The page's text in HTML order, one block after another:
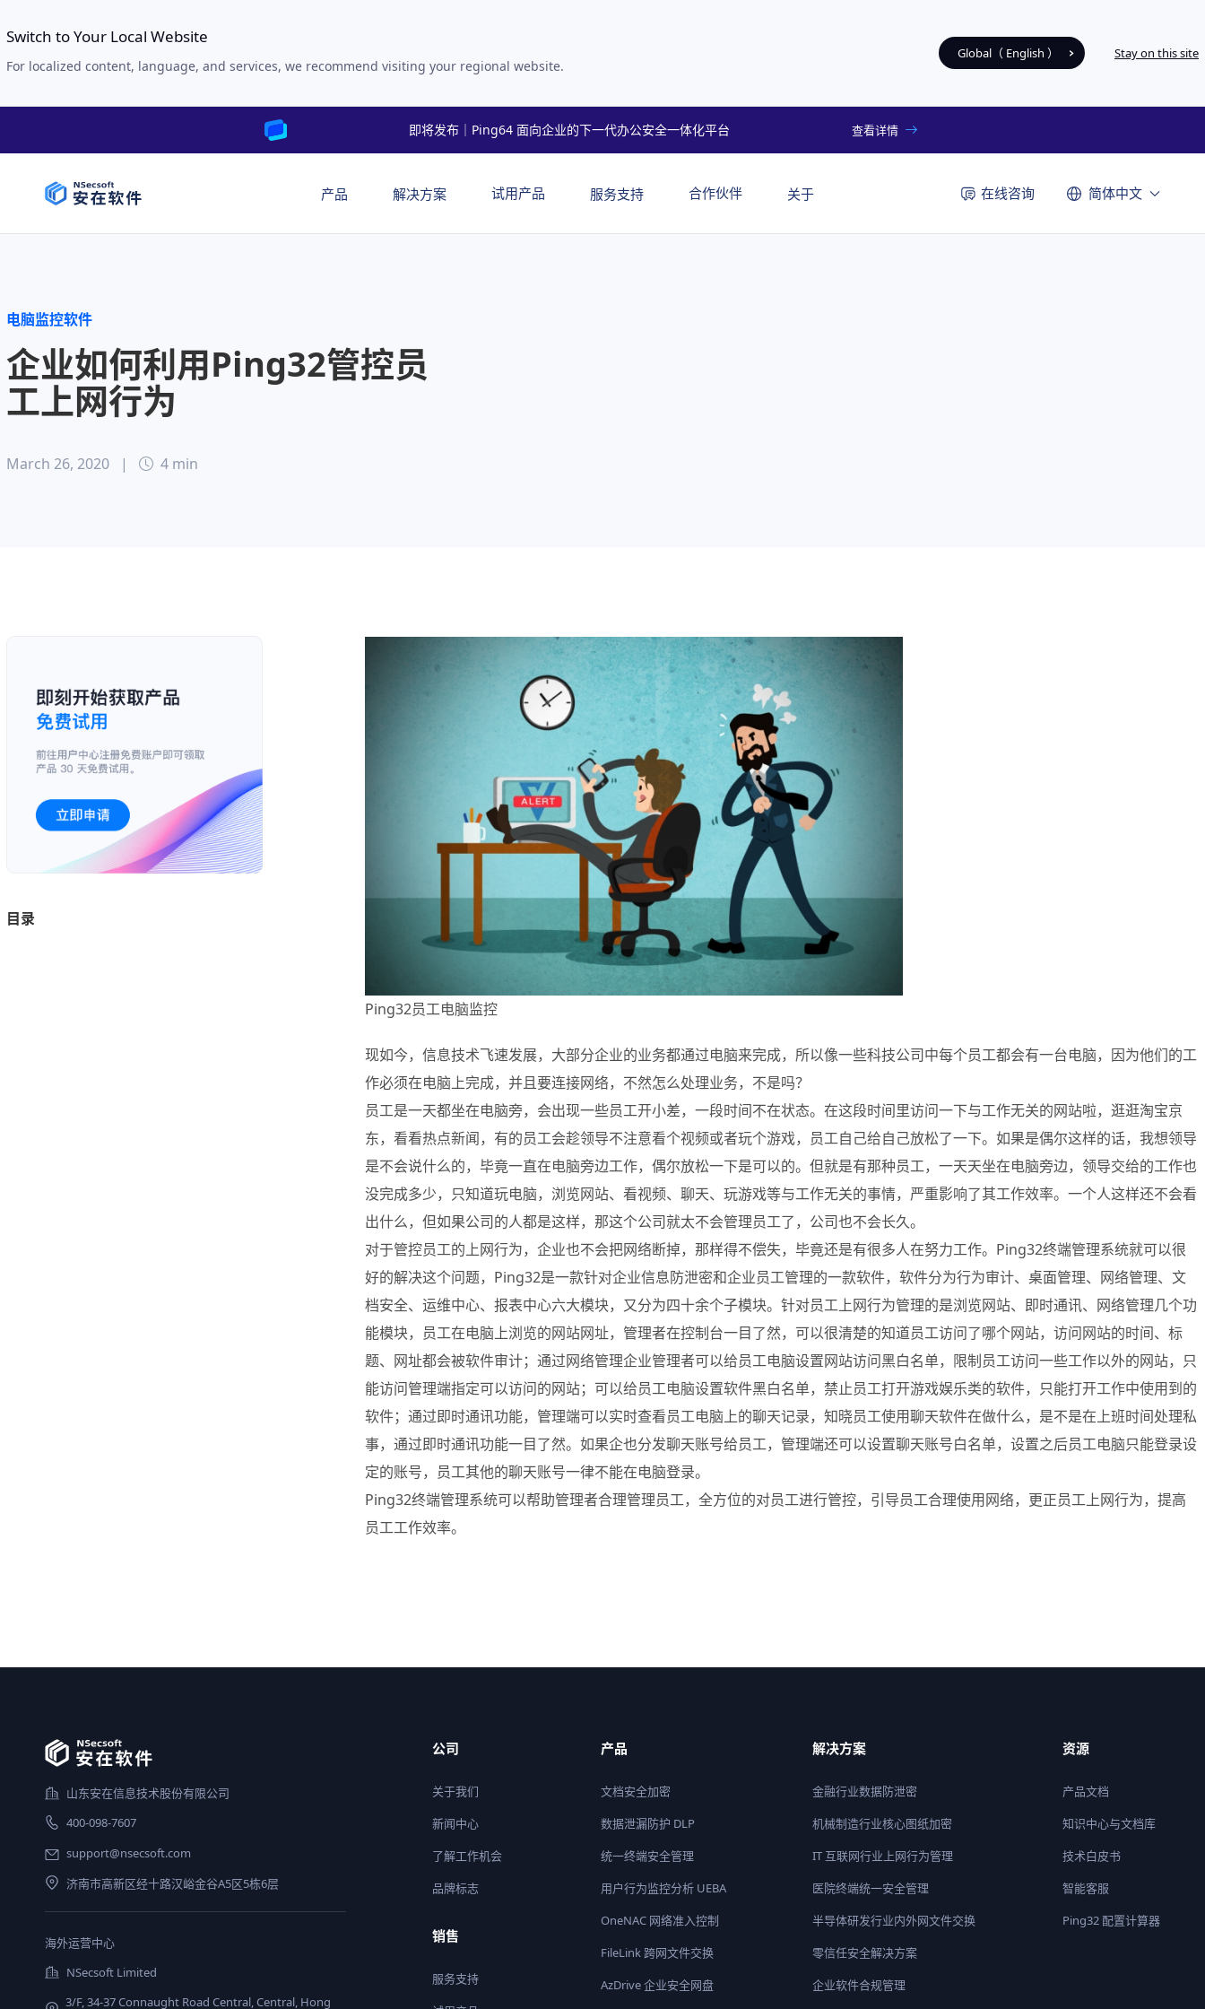
Switch to Your Local Website
For localized content, language, and services, we recommend visiting your regional website.
Global（ English ） Stay on this site
即将发布｜Ping64 面向企业的下一代办公安全一体化平台 查看详情
产品 解决方案 试用产品 服务支持 合作伙伴 关于 在线咨询 简体中文
电脑监控软件
企业如何利用Ping32管控员
工上网行为
March 26, 2020 | 4 min
目录
Ping32员工电脑监控
现如今，信息技术飞速发展，大部分企业的业务都通过电脑来完成，所以像一些科技公司中每个员工都会有一台电脑，因为他们的工
作必须在电脑上完成，并且要连接网络，不然怎么处理业务，不是吗？
员工是一天都坐在电脑旁，会出现一些员工开小差，一段时间不在状态。在这段时间里访问一下与工作无关的网站啦，逛逛淘宝京
东，看看热点新闻，有的员工会趁领导不注意看个视频或者玩个游戏，员工自己给自己放松了一下。如果是偶尔这样的话，我想领导
是不会说什么的，毕竟一直在电脑旁边工作，偶尔放松一下是可以的。但就是有那种员工，一天天坐在电脑旁边，领导交给的工作也
没完成多少，只知道玩电脑，浏览网站、看视频、聊天、玩游戏等与工作无关的事情，严重影响了其工作效率。一个人这样还不会看
出什么，但如果公司的人都是这样，那这个公司就太不会管理员工了，公司也不会长久。
对于管控员工的上网行为，企业也不会把网络断掉，那样得不偿失，毕竟还是有很多人在努力工作。Ping32终端管理系统就可以很
好的解决这个问题，Ping32是一款针对企业信息防泄密和企业员工管理的一款软件，软件分为行为审计、桌面管理、网络管理、文
档安全、运维中心、报表中心六大模块，又分为四十余个子模块。针对员工上网行为管理的是浏览网站、即时通讯、网络管理几个功
能模块，员工在电脑上浏览的网站网址，管理者在控制台一目了然，可以很清楚的知道员工访问了哪个网站，访问网站的时间、标
题、网址都会被软件审计；通过网络管理企业管理者可以给员工电脑设置网站访问黑白名单，限制员工访问一些工作以外的网站，只
能访问管理端指定可以访问的网站；可以给员工电脑设置软件黑白名单，禁止员工打开游戏娱乐类的软件，只能打开工作中使用到的
软件；通过即时通讯功能，管理端可以实时查看员工电脑上的聊天记录，知晓员工使用聊天软件在做什么，是不是在上班时间处理私
事，通过即时通讯功能一目了然。如果企也分发聊天账号给员工，管理端还可以设置聊天账号白名单，设置之后员工电脑只能登录设
定的账号，员工其他的聊天账号一律不能在电脑登录。
Ping32终端管理系统可以帮助管理者合理管理员工，全方位的对员工进行管控，引导员工合理使用网络，更正员工上网行为，提高
员工工作效率。
山东安在信息技术股份有限公司
400-098-7607
support@nsecsoft.com
济南市高新区经十路汉峪金谷A5区5栋6层
海外运营中心
NSecsoft Limited
3/F, 34-37 Connaught Road Central, Central, Hong
公司
关于我们
新闻中心
了解工作机会
品牌标志
销售
服务支持
产品
文档安全加密
数据泄漏防护 DLP
统一终端安全管理
用户行为监控分析 UEBA
OneNAC 网络准入控制
FileLink 跨网文件交换
AzDrive 企业安全网盘
解决方案
金融行业数据防泄密
机械制造行业核心图纸加密
IT 互联网行业上网行为管理
医院终端统一安全管理
半导体研发行业内外网文件交换
零信任安全解决方案
企业软件合规管理
资源
产品文档
知识中心与文档库
技术白皮书
智能客服
Ping32 配置计算器